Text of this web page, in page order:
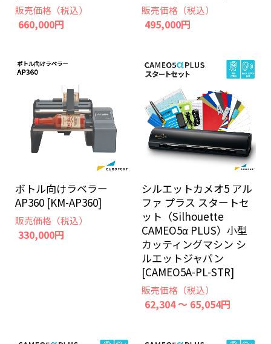
販売価格（税込）
660,000円
販売価格（税込）
495,000円
ボトル向けラベラー
AP360 [KM-AP360]
販売価格（税込）
330,000円
シルエットカメオ5 アル
ファ プラス スタートセ
ット（Silhouette
CAMEO5α PLUS）小型
カッティングマシン シ
ルエットジャパン
[CAMEO5A-PL-STR]
販売価格（税込）
62,304 ～ 65,054円